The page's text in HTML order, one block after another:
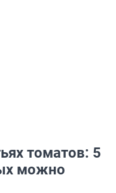
томатов: 5
можно